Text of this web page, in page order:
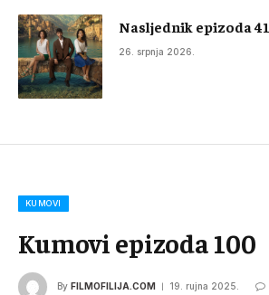
Nasljednik epizoda 41
26. srpnja 2026.
KUMOVI
Kumovi epizoda 100
By FILMOFILIJA.COM 19. rujna 2025.